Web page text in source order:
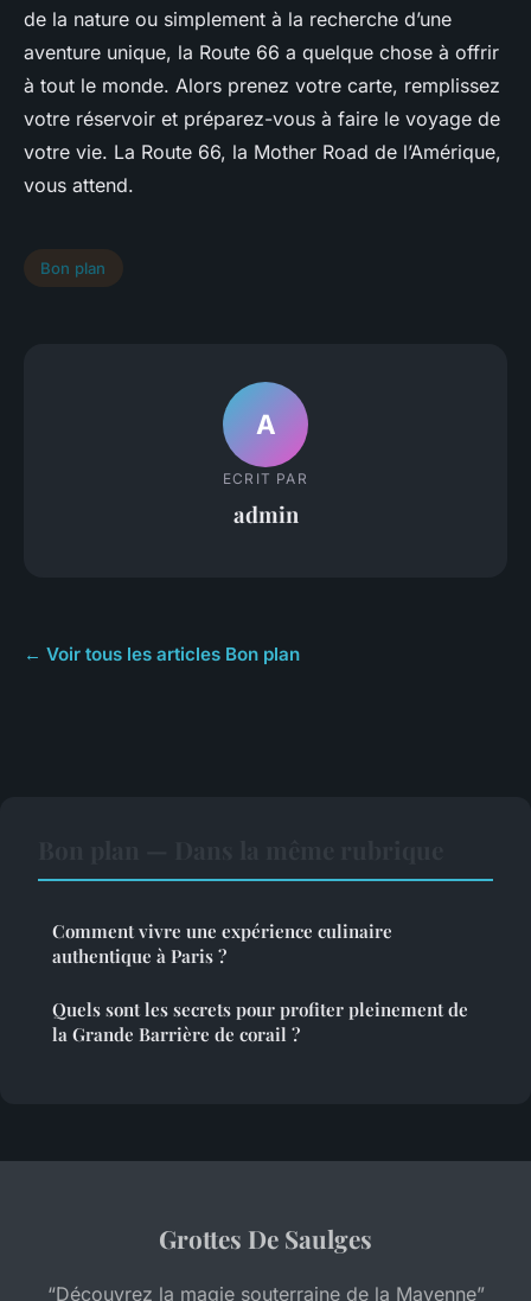
de la nature ou simplement à la recherche d’une
aventure unique, la Route 66 a quelque chose à offrir
à tout le monde. Alors prenez votre carte, remplissez
votre réservoir et préparez-vous à faire le voyage de
votre vie. La Route 66, la Mother Road de l’Amérique,
vous attend.
Bon plan
A
ECRIT PAR
admin
← Voir tous les articles Bon plan
Comment vivre une expérience culinaire
authentique à Paris ?
Quels sont les secrets pour profiter pleinement de
la Grande Barrière de corail ?
Grottes De Saulges
“Découvrez la magie souterraine de la Mayenne”